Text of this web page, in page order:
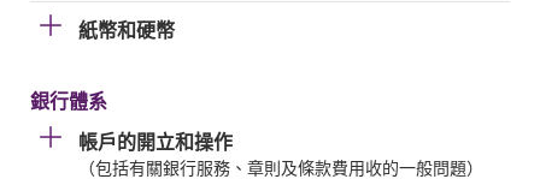
紙幣和硬幣
銀行體系
帳戶的開立和操作
（包括有關銀行服務、章則及條款費用收的一般問題）